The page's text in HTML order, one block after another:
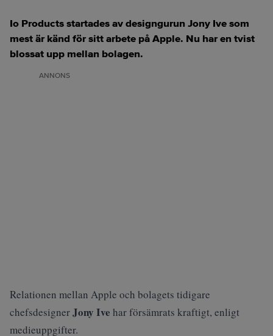
Io Products startades av designgurun Jony Ive som
mest är känd för sitt arbete på Apple. Nu har en tvist
blossat upp mellan bolagen.
ANNONS
Relationen mellan Apple och bolagets tidigare
chefsdesignerJony Ive har försämrats kraftigt, enligt
medieuppgifter.